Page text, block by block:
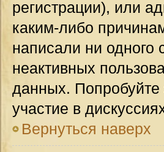
регистрации), или
каким-либо
написали ни одного
неактивных
данных. Попробуйте
участие в
Вернуться наверх